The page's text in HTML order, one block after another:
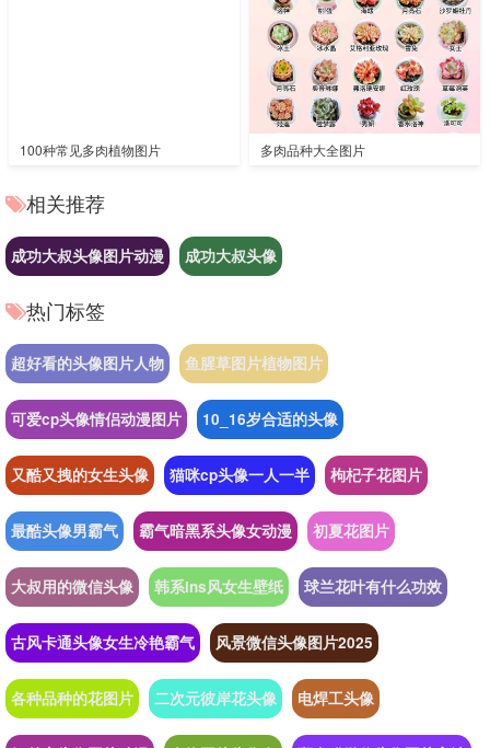
100种常见多肉植物图片 多肉品种大全图片
相关推荐
成功大叔头像图片动漫 成功大叔头像
热门标签
超好看的头像图片人物 鱼腥草图片植物图片
可爱cp头像情侣动漫图片 10_16岁合适的头像
又酷又拽的女生头像 猫咪cp头像一人一半 枸杞子花图片
最酷头像男霸气 霸气暗黑系头像女动漫 初夏花图片
大叔用的微信头像 韩系ins风女生壁纸 球兰花叶有什么功效
古风卡通头像女生冷艳霸气 风景微信头像图片2025
各种品种的花图片 二次元彼岸花头像 电焊工头像